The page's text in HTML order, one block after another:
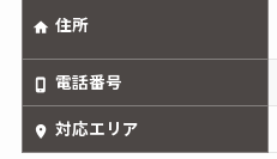
住所
電話番号
対応エリア